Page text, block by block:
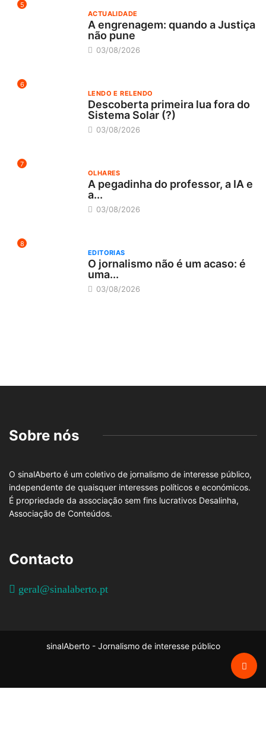
5
ACTUALIDADE
A engrenagem: quando a Justiça
não pune
03/08/2026
6
LENDO E RELENDO
Descoberta primeira lua fora do
Sistema Solar (?)
03/08/2026
7
OLHARES
A pegadinha do professor, a IA e
a...
03/08/2026
8
EDITORIAS
O jornalismo não é um acaso: é
uma...
03/08/2026
Sobre nós
O sinalAberto é um coletivo de jornalismo de interesse público,
independente de quaisquer interesses políticos e económicos.
É propriedade da associação sem fins lucrativos Desalinha,
Associação de Conteúdos.
Contacto
geral@sinalaberto.pt
sinalAberto - Jornalismo de interesse público